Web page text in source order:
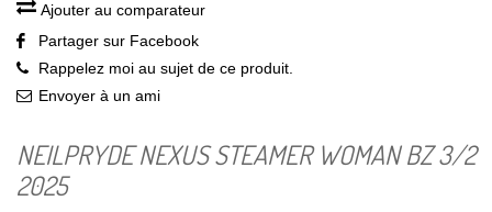
Ajouter au comparateur
Partager sur Facebook
Rappelez moi au sujet de ce produit.
Envoyer à un ami
NEILPRYDE NEXUS STEAMER WOMAN BZ 3/2
2025